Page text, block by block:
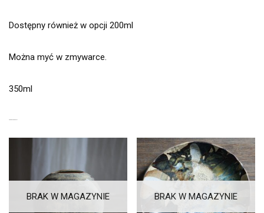
Dostępny również w opcji 200ml
Można myć w zmywarce.
350ml
BRAK W MAGAZYNIE BRAK W MAGAZYNIE